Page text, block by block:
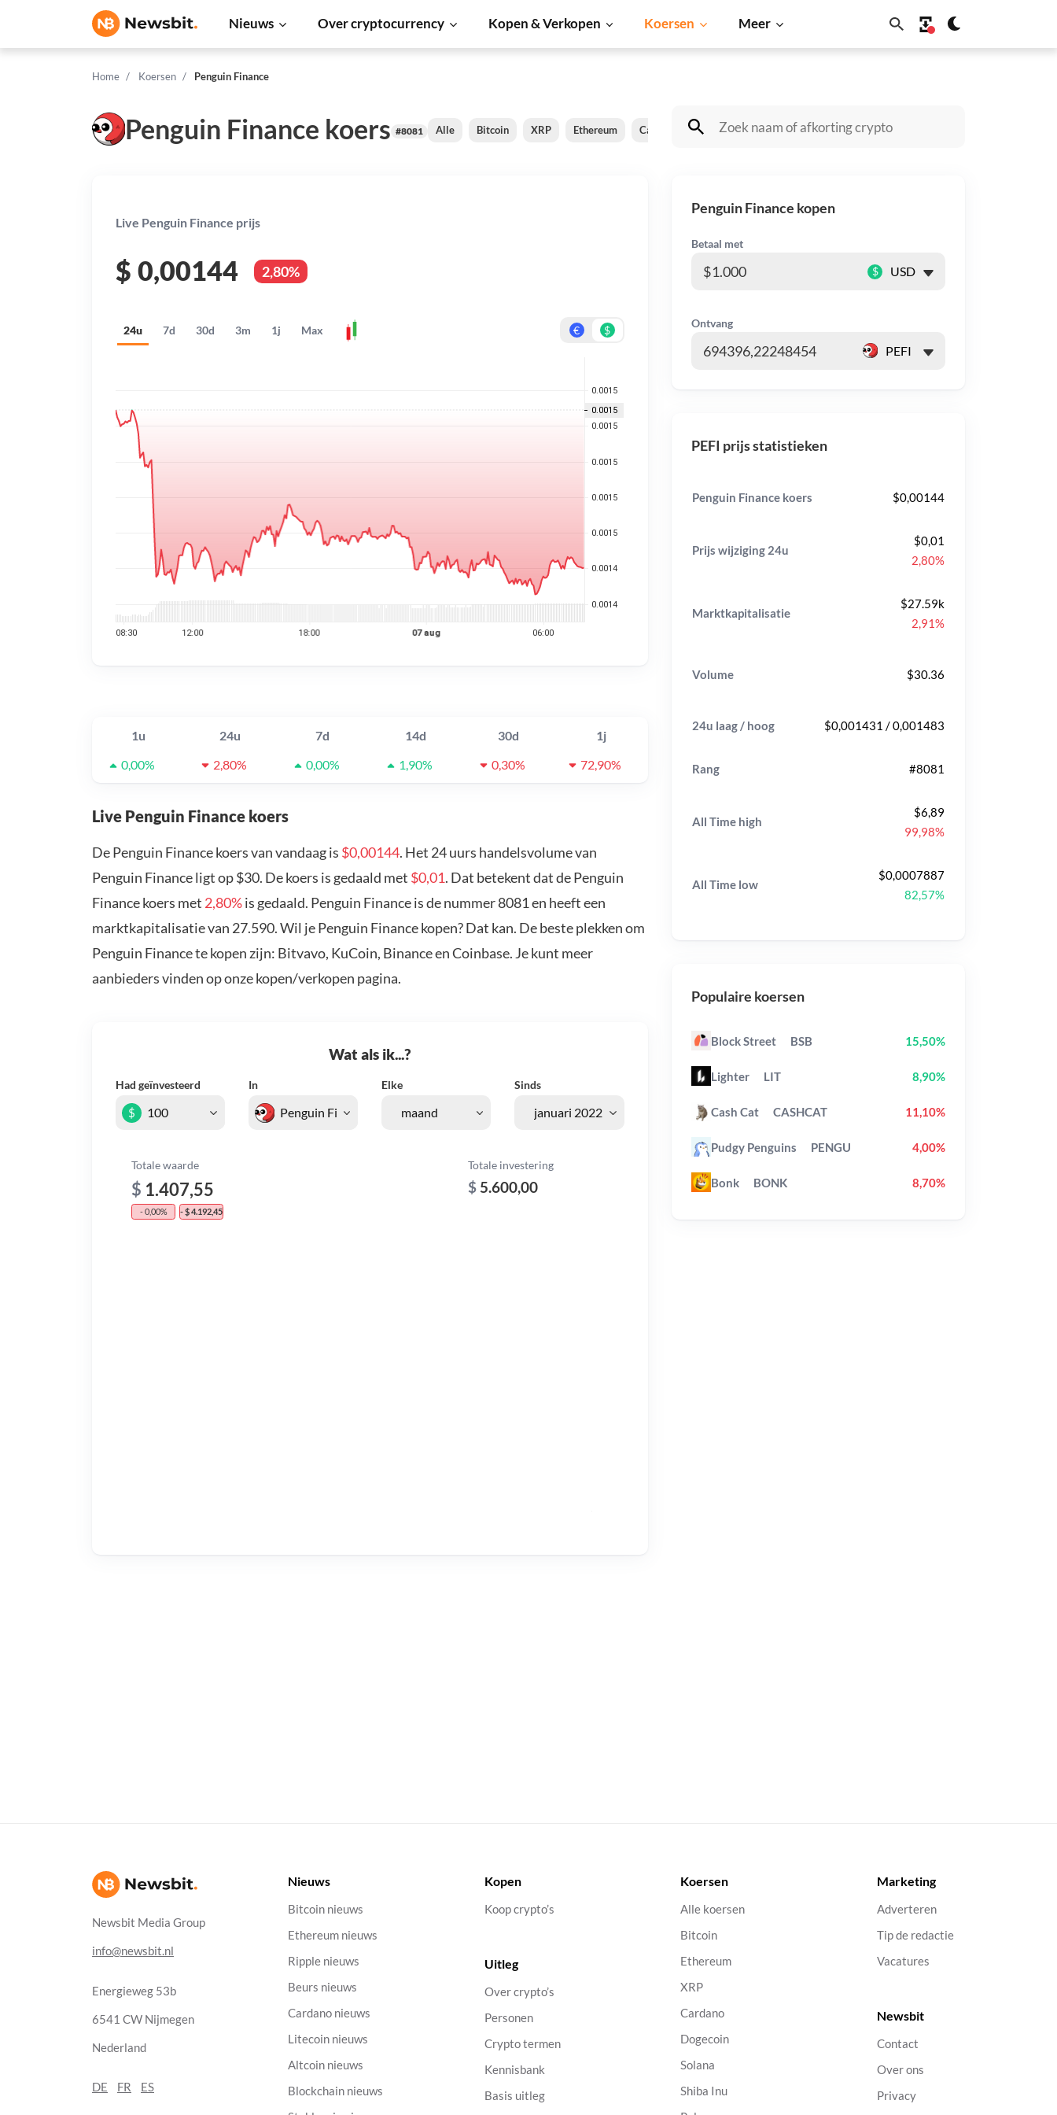
Nieuws Over cryptocurrency Kopen & Verkopen Koersen Meer
Home Koersen Penguin Finance
Penguin Finance koers #8081 Alle Bitcoin XRP Ethereum Cardano Shiba Inu Dogecoin Solana BNB
Live Penguin Finance prijs
$ 0,00144 2,80%
24u 7d 30d 3m 1j Max € $
1u 24u 7d 14d 30d
1j
0,00%
2,80% 0,00% 1,90% 0,30% 72,90%
Live Penguin Finance koers
De Penguin Finance koers van vandaag is $0,00144. Het 24 uurs handelsvolume van
Penguin Finance ligt op $30. De koers is gedaald met $0,01. Dat betekent dat de Penguin
Finance koers met 2,80%is gedaald. Penguin Finance is de nummer 8081 en heeft een
marktkapitalisatie van 27.590. Wil je Penguin Finance kopen? Dat kan. De beste plekken om
Penguin Finance te kopen zijn: Bitvavo, KuCoin, Binance en Coinbase. Je kunt meer
aanbieders vinden op onze kopen/verkopen pagina.
Wat als ik...?
Had geïnvesteerd In Elke Sinds
$
Totale waarde
$ 1.407,55
- 0,00% - $ 4.192,45
Totale investering
$ 5.600,00
Penguin Finance kopen
Betaal met
$
Ontvang
PEFI prijs statistieken
Penguin Finance koers $0,00144
Prijs wijziging 24u
$0,01
2,80%
Marktkapitalisatie
$27.59k
2,91%
Volume $30.36
24u laag / hoog $0,001431 / 0,001483
Rang #8081
All Time high
$6,89
99,98%
All Time low
$0,0007887
82,57%
Populaire koersen
Block Street BSB 15,50%
Lighter LIT 8,90%
Cash Cat CASHCAT 11,10%
Pudgy Penguins PENGU 4,00%
Bonk BONK 8,70%
Newsbit Media Group
info@newsbit.nl
Energieweg 53b
6541 CW Nijmegen
Nederland
DE FR ES
Nieuws
Bitcoin nieuws
Ethereum nieuws
Ripple nieuws
Beurs nieuws
Cardano nieuws
Litecoin nieuws
Altcoin nieuws
Blockchain nieuws
Kopen
Koop crypto’s
Uitleg
Over crypto’s
Personen
Crypto termen
Kennisbank
Basis uitleg
Koersen
Alle koersen
Bitcoin
Ethereum
XRP
Cardano
Dogecoin
Solana
Shiba Inu
Marketing
Adverteren
Tip de redactie
Vacatures
Newsbit
Contact
Over ons
Privacy